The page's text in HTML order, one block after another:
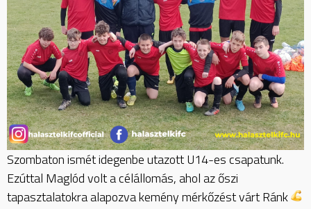
Szombaton ismét idegenbe utazott U14-es csapatunk.
Ezúttal Maglód volt a célállomás, ahol az őszi
tapasztalatokra alapozva kemény mérkőzést várt Ránk